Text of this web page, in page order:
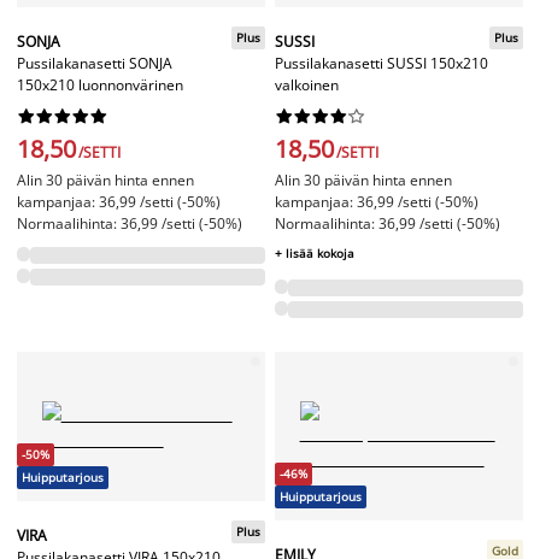
SONJA
Pussilakanasetti SONJA
150x210 luonnonvärinen
Plus






18,50/SETTI
Alin 30 päivän hinta ennen
kampanjaa: 36,99 /setti (-50%)
Normaalihinta: 36,99 /setti (-50%)
SUSSI
Pussilakanasetti SUSSI 150x210
valkoinen
Plus






18,50/SETTI
Alin 30 päivän hinta ennen
kampanjaa: 36,99 /setti (-50%)
Normaalihinta: 36,99 /setti (-50%)
+ lisää kokoja
-50%
Huipputarjous
VIRA
Plus
-46%
Huipputarjous
Gold